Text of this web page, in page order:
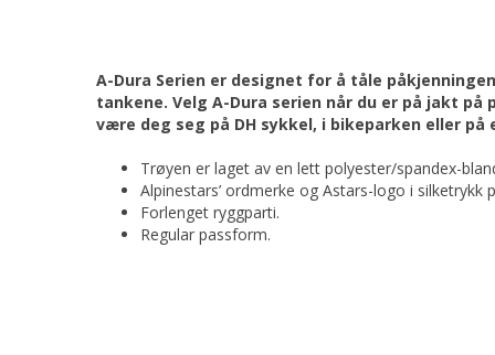
A-Dura Serien er designet for å tåle
tankene. Velg A-Dura serien når du er på jakt
være deg seg på DH sykkel, i bikeparken eller på
Trøyen er laget av en lett polyester/spandex-
Alpinestars’ ordmerke og Astars-logo i silketrykk
Forlenget ryggparti.
Regular passform.